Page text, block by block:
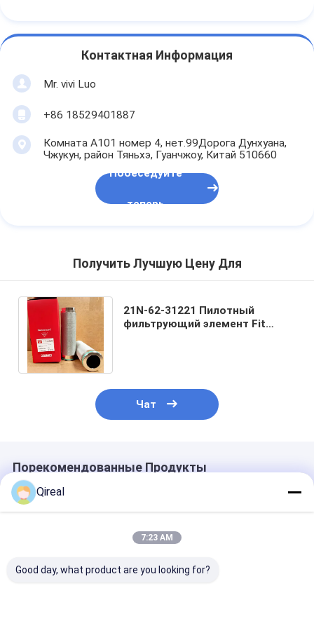
Контактная Информация
Mr. vivi Luo
+86 18529401887
Комната А101 номер 4, нет.99Дорога Дунхуана,
Чжукун, район Тяньхэ, Гуанчжоу, Китай 510660
Побеседуйте
теперь
Получить Лучшую Цену Для
21N-62-31221 Пилотный
фильтрующий элемент Fit
Чат
Порекомендованные Продукты
Qireal
7:23 AM
Good day, what product are you looking for?